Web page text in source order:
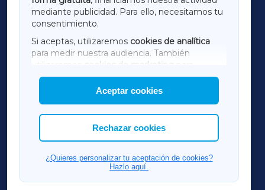
mediante publicidad. Para ello, necesitamos tu
consentimiento.
Si aceptas, utilizaremos cookies de analítica
para medir nuestra audiencia. También
utilizaremos
cookies de marketing
mostrar publicidad de terceros.
Asimismo, puedes personalizar la elección de
las cookies que deseas permitir.
Aceptar cookies
Rechazar cookies
¿Quieres personalizar tu aceptación de cookies?
Hazlo aquí.
TERRACHAXA
AMARIÑAXA
RIBEIRASACRAXA
ACORUÑAXA
FERROLXA
OURENSEXA